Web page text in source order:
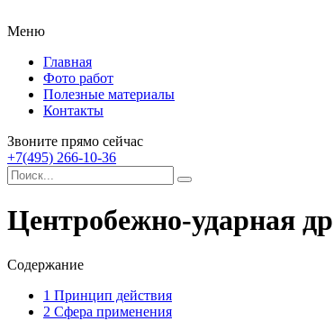
Меню
Главная
Фото работ
Полезные материалы
Контакты
Звоните прямо сейчас
+7(495) 266-10-36
Центробежно-ударная
Содержание
1 Принцип действия
2 Сфера применения